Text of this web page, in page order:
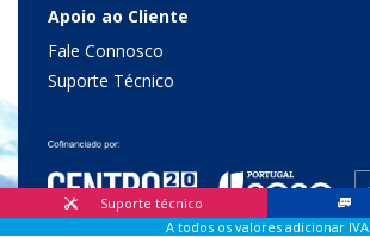
Apoio ao Cliente
Fale Connosco
Suporte Técnico
Suporte técnico
A todos os valores adicionar IVA